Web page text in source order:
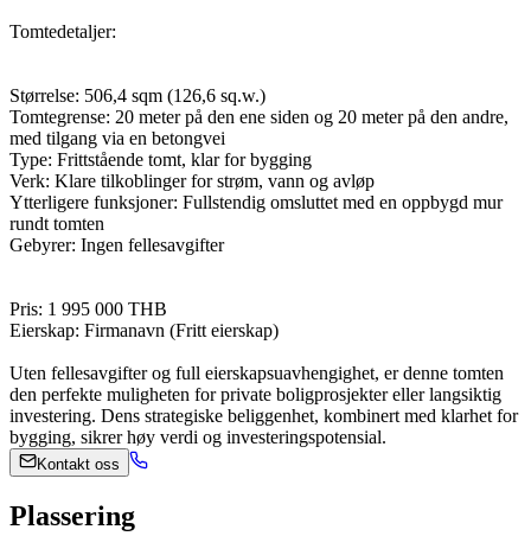
Tomtedetaljer:
Størrelse: 506,4 sqm (126,6 sq.w.)
Tomtegrense: 20 meter på den ene siden og 20 meter på den andre,
med tilgang via en betongvei
Type: Frittstående tomt, klar for bygging
Verk: Klare tilkoblinger for strøm, vann og avløp
Ytterligere funksjoner: Fullstendig omsluttet med en oppbygd mur
rundt tomten
Gebyrer: Ingen fellesavgifter
Pris: 1 995 000 THB
Eierskap: Firmanavn (Fritt eierskap)
Uten fellesavgifter og full eierskapsuavhengighet, er denne tomten
den perfekte muligheten for private boligprosjekter eller langsiktig
investering. Dens strategiske beliggenhet, kombinert med klarhet for
bygging, sikrer høy verdi og investeringspotensial.
Kontakt oss
Plassering